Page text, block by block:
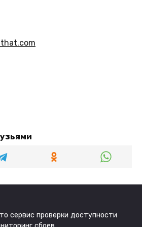
сервис проверки доступности